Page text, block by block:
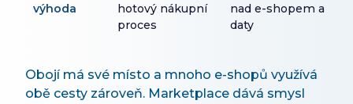
výhoda
hotový nákupní
proces
nad e-shopem a
daty
Obojí má své místo a mnoho e-shopů využívá
obě cesty zároveň. Marketplace dává smysl